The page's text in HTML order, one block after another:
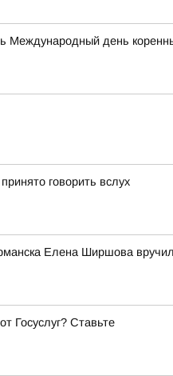
Международный день
говорить вслух
Елена Ширшова
Госуслуг? Ставьте